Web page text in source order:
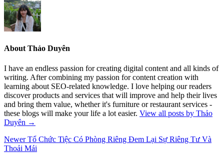
About Thảo Duyên
I have an endless passion for creating digital content and all kinds of
writing. After combining my passion for content creation with
learning about SEO-related knowledge. I love helping our readers
discover products and services that will improve and help their lives
and bring them value, whether it's furniture or restaurant services -
these blogs will make your life a lot easier. View all posts by Thảo
Duyên →
Newer Tổ Chức Tiệc Có Phòng Riêng Đem Lại Sự Riêng Tư Và
Thoải Mái